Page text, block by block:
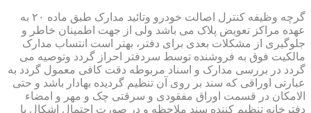
گرچه وظیفه کنترل اصالت خودرو وتائید مدارک طبق ماده ۲۰ به
عهده مراکز تعویض پلاک می باشد ولی از جهت اطمینان خاطر و
جلوگیری از مشکلات بعدی برای دفتر، بهتر است انتساب مدارک
مالکیت فوق به فروشنده توسط سردفتر احراز گردد وتوصیه می
گردد در بررسی مدارک و اسناد مربوطه دقت کافی معمول گردد به
عبارتی اوراقی که سند بر روی آن تنظیم گردیده بهادار باشد و حتی
الامکان در قسمت اوراق مفقودی و سرقتی چک و مهر و امضاء
دفترخانه تنظیم کننده سند ملاحظه و در صورت احتمال اشکال با